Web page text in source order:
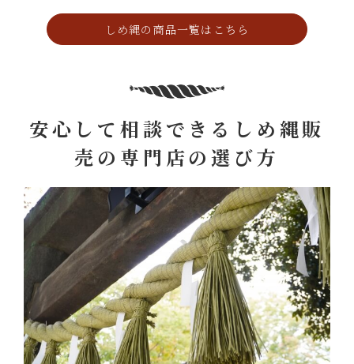
しめ縄の商品一覧はこちら
安心して相談できるしめ縄販
売の専門店の選び方